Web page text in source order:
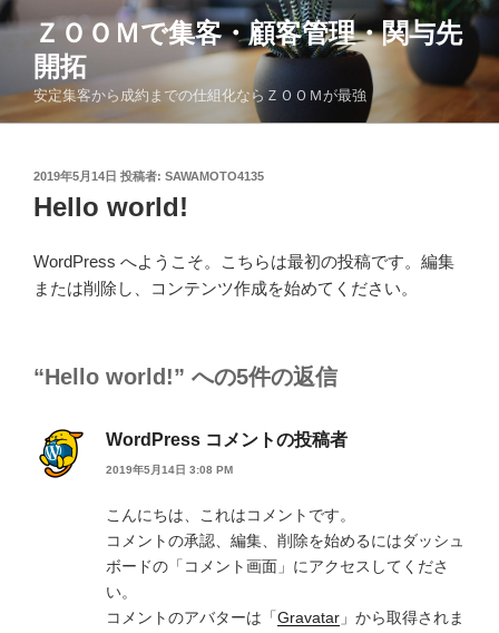
コ
ン
ツ
ＺＯＯＭで集客・顧客管理・関与先
開拓
安定集客から成約までの仕組化ならＺＯＯＭが最強
投
稿
日:
2019年5月14日 投稿者: SAWAMOTO4135
Hello world!
WordPress へようこそ。こちらは最初の投稿です。編集
または削除し、コンテンツ作成を始めてください。
“Hello world!” への5件の返信
WordPress コメントの投稿者
2019年5月14日 3:08 PM
こんにちは、これはコメントです。
コメントの承認、編集、削除を始めるにはダッシュ
ボードの「コメント画面」にアクセスしてくださ
い。
コメントのアバターは「Gravatar 」から取得されま